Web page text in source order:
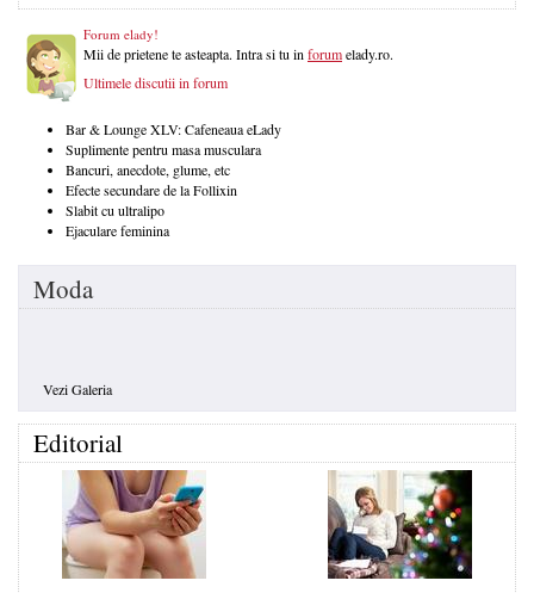
Forum elady!
Mii de prietene te asteapta. Intra si tu in forumelady.ro.
Ultimele discutii in forum
Bar & Lounge XLV: Cafeneaua eLady
Suplimente pentru masa musculara
Bancuri, anecdote, glume, etc
Efecte secundare de la Follixin
Slabit cu ultralipo
Ejaculare feminina
Moda
Vezi Galeria
Editorial